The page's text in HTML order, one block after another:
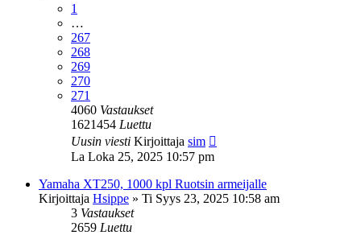
1
…
267
268
269
270
271
4060 Vastaukset
1621454 Luettu
Uusin viesti Kirjoittaja sim
La Loka 25, 2025 10:57 pm
Yamaha XT250, 1000 kpl Ruotsin armeijalle
Kirjoittaja Hsippe » Ti Syys 23, 2025 10:58 am
3 Vastaukset
2659 Luettu